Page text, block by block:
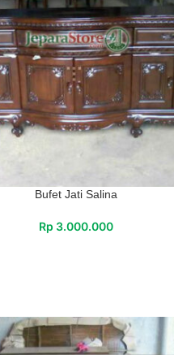
Bufet Jati Salina
Rp 3.000.000